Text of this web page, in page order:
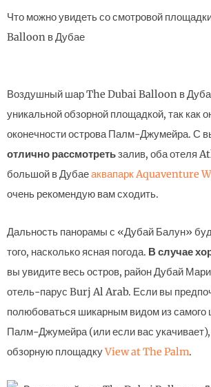
Что можно увидеть со смотровой
Balloon в Дубае
Воздушный шар The Dubai Balloon в
уникальной обзорной площадкой, так как
оконечности острова Палм-Джумейра. С
отлично рассмотретьзалив, оба отеля
большой в Дубаеаквапарк Aquaventure
очень рекомендую вам сходить.
Дальность панорамы с «Дубай Балун»
того, насколько ясная погода. В случае
вы увидите весь остров, район Дубай
отель-парус Burj Al Arab. Если вы
полюбоваться шикарным видом из самого
Палм-Джумейра (или если вас укачивает),
обзорную площадкуView at The Palm.